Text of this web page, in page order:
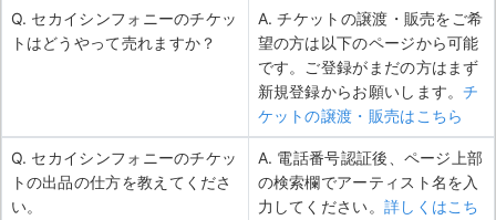
Q. セカイシンフォニーのチケッ
トはどうやって売れますか？
A. チケットの譲渡・販売をご希
望の方は以下のページから可能
です。ご登録がまだの方はまず
新規登録からお願いします。チ
ケットの譲渡・販売はこちら
Q. セカイシンフォニーのチケッ
トの出品の仕方を教えてくださ
い。
A. 電話番号認証後、ページ上部
の検索欄でアーティスト名を入
力してください。 詳しくはこち